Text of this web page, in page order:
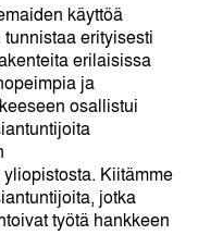
käyttöä
erityisesti
erilaisissa
ja
osallistui
Kiitämme
jotka
työtä hankkeen